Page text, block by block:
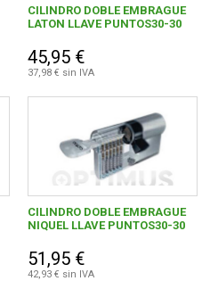
CILINDRO DOBLE EMBRAGUE
LATON LLAVE PUNTOS30-30
45,95 €
37,98 € sin IVA
CILINDRO DOBLE EMBRAGUE
NIQUEL LLAVE PUNTOS30-30
51,95 €
42,93 € sin IVA